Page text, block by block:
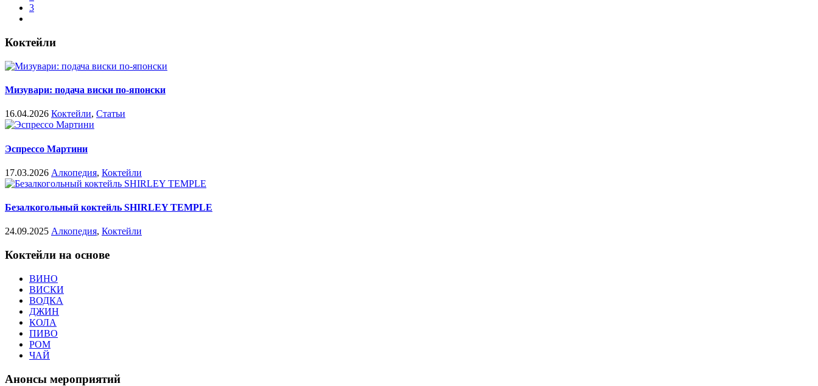
3
Коктейли
Мизувари: подача виски по-японски
16.04.2026 Коктейли, Статьи
Эспрессо Мартини
17.03.2026 Алкопедия, Коктейли
Безалкогольный коктейль SHIRLEY TEMPLE
24.09.2025 Алкопедия, Коктейли
Коктейли на основе
ВИНО
ВИСКИ
ВОДКА
ДЖИН
КОЛА
ПИВО
РОМ
ЧАЙ
Анонсы мероприятий